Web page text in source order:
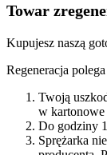
Towar
Kupujesz naszą
Regeneracja
Twoją
w kartonowe
Do godziny
Sprężarka